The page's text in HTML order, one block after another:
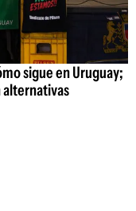
sigue en Uruguay;